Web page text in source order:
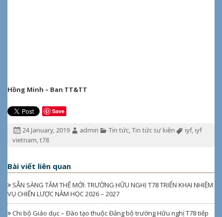
Hồng Minh – Ban TT&TT
Save
Đăng
ngày:
24 January, 2019
Tác
admin
Chuyên
Tin tức,Tin tức sự kiện
Từ
iyf, iyf
vietnam,t78
Bài viết liên quan
SẴN SÀNG TÂM THẾ MỚI: TRƯỜNG HỮU NGHỊ T78 TRIỂN KHAI NHIỆM
VỤ CHIẾN LƯỢC NĂM HỌC 2026 – 2027
Chi bộ Giáo dục – Đào tạo thuộc Đảng bộ trường Hữu nghị T78 tiếp